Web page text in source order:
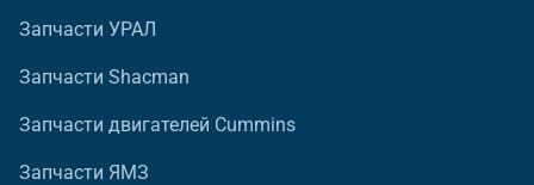
Запчасти УРАЛ
Запчасти Shacman
Запчасти двигателей Cummins
Запчасти ЯМЗ